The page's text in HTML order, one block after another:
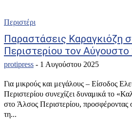
Περιστέρι
Παραστάσεις Καραγκιόζη
Περιστερίου τον
protipress - 1 Αυγούστου 2025
Για μικρούς και μεγάλους – Είσοδος
Περιστερίου συνεχίζει δυναμικά το
στο Άλσος Περιστερίου, προσφέροντας
τη...